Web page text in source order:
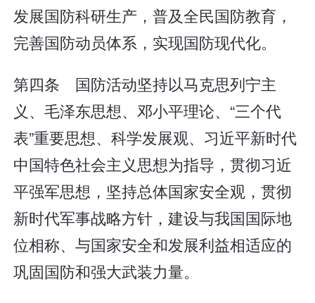
发展国防科研生产，普及全民国防教育，
完善国防动员体系，实现国防现代化。
第四条 国防活动坚持以马克思列宁主
义、毛泽东思想、邓小平理论、“三个代
表”重要思想、科学发展观、习近平新时代
中国特色社会主义思想为指导，贯彻习近
平强军思想，坚持总体国家安全观，贯彻
新时代军事战略方针，建设与我国国际地
位相称、与国家安全和发展利益相适应的
巩固国防和强大武装力量。